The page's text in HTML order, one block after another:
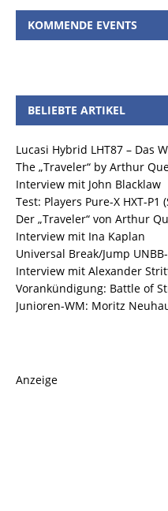
KOMMENDE EVENTS
BELIEBTE ARTIKEL
Lucasi Hybrid LHT87 – Das
The „Traveler“ by Arthur
Interview mit John Blacklaw
Test: Players Pure-X HXT-P1
Der „Traveler“ von Arthur
Interview mit Ina Kaplan
Universal Break/Jump
Interview mit Alexander
Vorankündigung: Battle of
Junioren-WM: Moritz
Anzeige